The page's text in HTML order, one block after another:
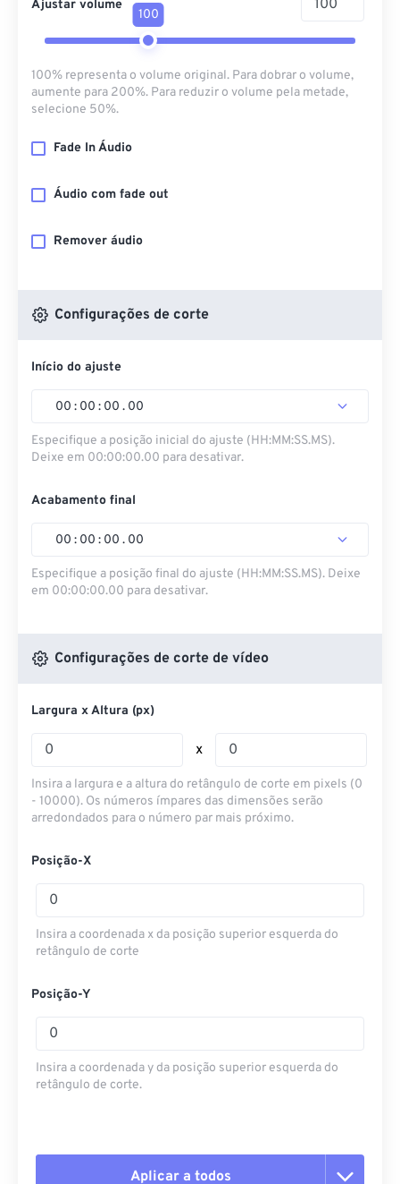
Ajustar volume
100
100% representa o volume original. Para dobrar o volume,
aumente para 200%. Para reduzir o volume pela metade,
selecione 50%.
Fade In Áudio
Áudio com fade out
Remover áudio
Configurações de corte
Início do ajuste
00 : 00 : 00 . 00
Especifique a posição inicial do ajuste (HH:MM:SS.MS).
Deixe em 00:00:00.00 para desativar.
Acabamento final
00 : 00 : 00 . 00
Especifique a posição final do ajuste (HH:MM:SS.MS). Deixe
em 00:00:00.00 para desativar.
Configurações de corte de vídeo
Largura x Altura (px)
x
Insira a largura e a altura do retângulo de corte em pixels (0
- 10000). Os números ímpares das dimensões serão
arredondados para o número par mais próximo.
Posição-X
Insira a coordenada x da posição superior esquerda do
retângulo de corte
Posição-Y
Insira a coordenada y da posição superior esquerda do
retângulo de corte.
Aplicar a todos